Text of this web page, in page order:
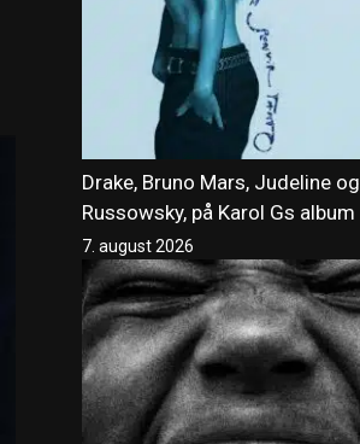
Drake, Bruno Mars, Judeline og
Russowsky, på Karol Gs album
7. august 2026